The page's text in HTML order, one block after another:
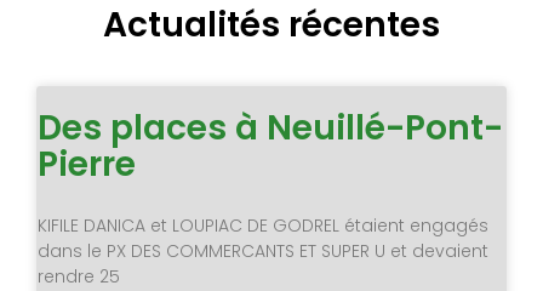
Actualités récentes
Des places à Neuillé-Pont-
Pierre
KIFILE DANICA et LOUPIAC DE GODREL étaient engagés
dans le PX DES COMMERCANTS ET SUPER U et devaient
rendre 25